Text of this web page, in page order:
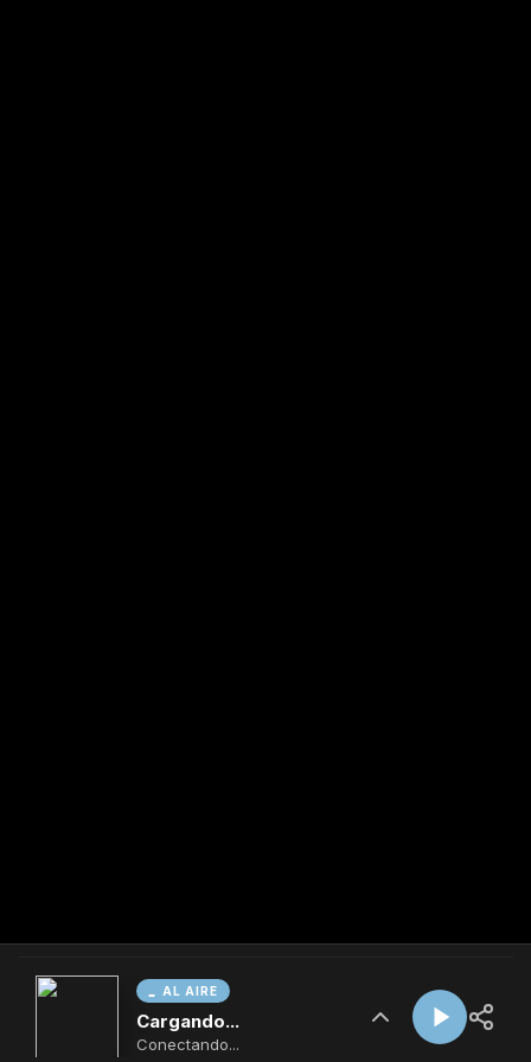
AL AIRE
Cargando...
Conectando...